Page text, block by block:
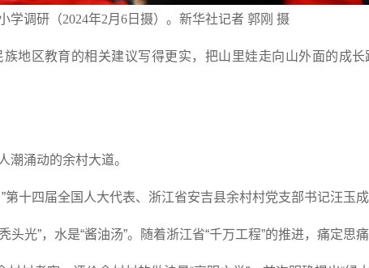
学调研（2024年2月6日摄）。新华社记者 郭刚 摄
地区教育的相关建议写得更实，把山里娃走向山外面的成
潮涌动的余村大道。
”第十四届全国人大代表、浙江省安吉县余村村党支部书记汪
头光”，水是“酱油汤”。随着浙江省“千万工程”的推进，痛定